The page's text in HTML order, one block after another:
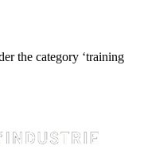
the category ‘training